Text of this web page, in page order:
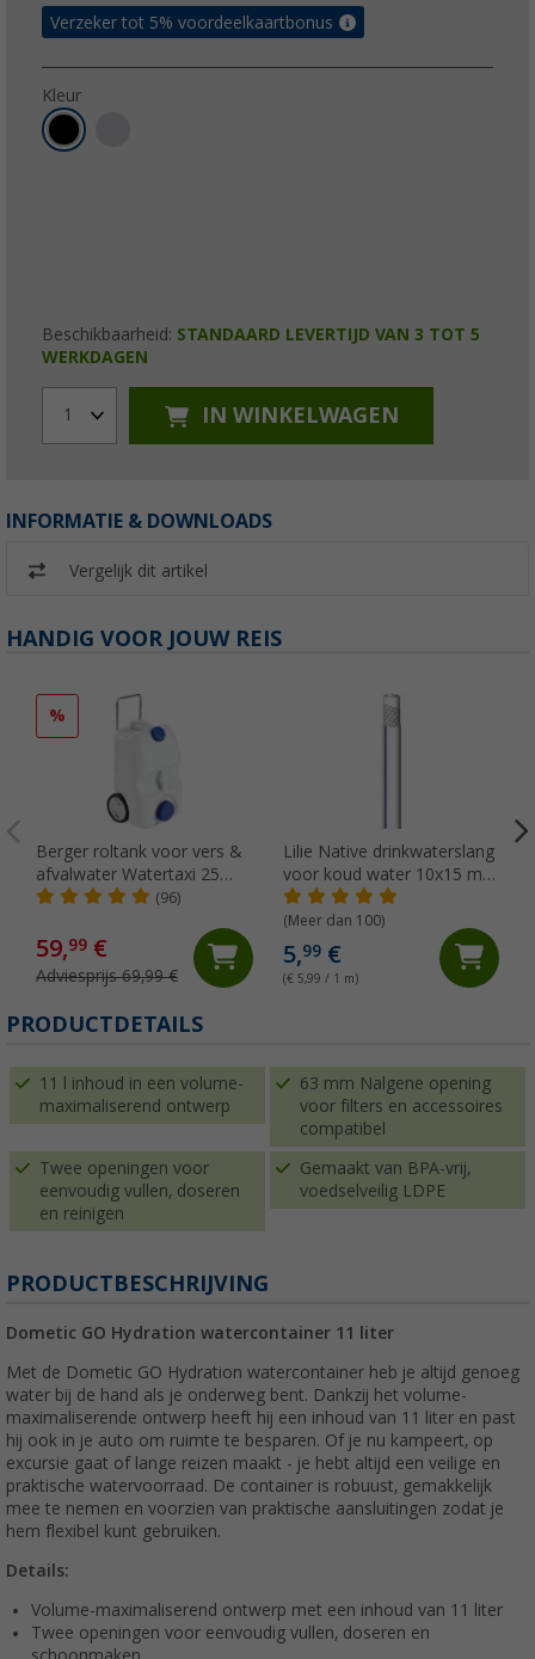
Verzeker tot 5% voordeelkaartbonus
Kleur
Beschikbaarheid: STANDAARD LEVERTIJD VAN 3 TOT 5
WERKDAGEN
1 IN WINKELWAGEN
INFORMATIE & DOWNLOADS
Vergelijk dit artikel
HANDIG VOOR JOUW REIS
%
Berger roltank voor vers &
afvalwater Watertaxi 25
liter
(96)
59,99 €
Adviesprijs 69,99 €
Lilie Native drinkwaterslang
voor koud water 10x15 mm
(per meter)
(Meer dan 100)
5,99€
(€ 5,99 / 1 m)
PRODUCTDETAILS
11 l inhoud in een volume-
maximaliserend ontwerp
63 mm Nalgene opening
voor filters en accessoires
compatibel
Twee openingen voor
eenvoudig vullen, doseren
en reinigen
Gemaakt van BPA-vrij,
voedselveilig LDPE
PRODUCTBESCHRIJVING
Dometic GO Hydration watercontainer 11 liter
Met de Dometic GO Hydration watercontainer heb je altijd genoeg
water bij de hand als je onderweg bent. Dankzij het volume-
maximaliserende ontwerp heeft hij een inhoud van 11 liter en past
hij ook in je auto om ruimte te besparen. Of je nu kampeert, op
excursie gaat of lange reizen maakt - je hebt altijd een veilige en
praktische watervoorraad. De container is robuust, gemakkelijk
mee te nemen en voorzien van praktische aansluitingen zodat je
hem flexibel kunt gebruiken.
Details:
Volume-maximaliserend ontwerp met een inhoud van 11 liter
Twee openingen voor eenvoudig vullen, doseren en